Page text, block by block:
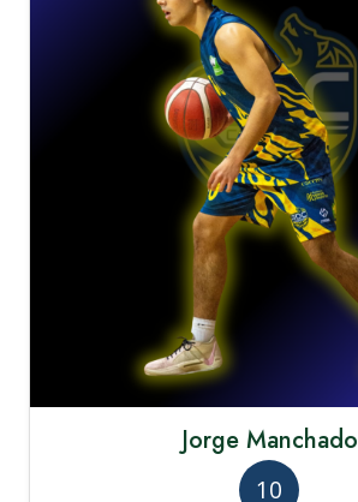
Jorge Manchado
10